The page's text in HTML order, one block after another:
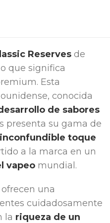
Reserves de
que significa
Esta
conocida
de sabores
presenta su gama de
inconfundible toque
a la marca en un
vapeo mundial.
ofrecen una
cuidadosamente
la riqueza de un